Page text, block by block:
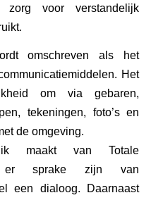
voor verstandelijk
omschreven als het
Het
om via gebaren,
tekeningen, foto’s en
de omgeving.
maakt van Totale
er sprake zijn van
een dialoog. Daarnaast